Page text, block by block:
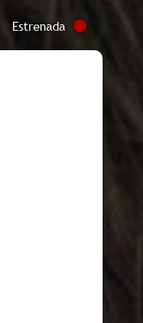
Estrenada